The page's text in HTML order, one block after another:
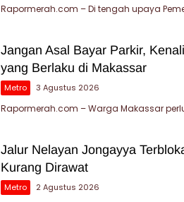
Rapormerah.com – Di tengah upaya
Jangan Asal Bayar Parkir,
yang Berlaku di Makassar
Metro 3 Agustus 2026
Rapormerah.com – Warga Makassar
Jalur Nelayan Jongayya
Kurang Dirawat
Metro 2 Agustus 2026